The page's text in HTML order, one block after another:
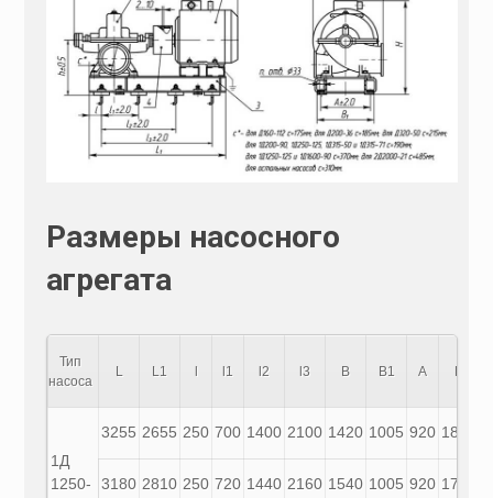
Размеры насосного
агрегата
Тип
насоса
L L1 l1 l2 l3 B B1 A
1Д
1250-
3255 2655 250 700 1400 2100 1420 1005 920 1835
3180 2810 250 720 1440 2160 1540 1005 920 1795